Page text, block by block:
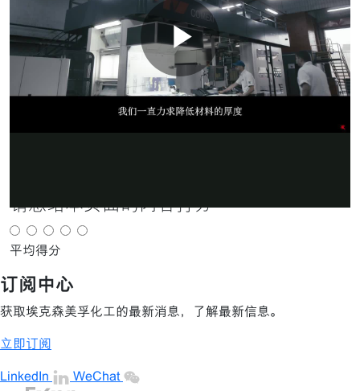
播
频
联系我们
请您给本页面的内容打分
平均得分
订阅中心
获取埃克森美孚化工的最新消息，了解最新信息。
立即订阅
LinkedIn WeChat